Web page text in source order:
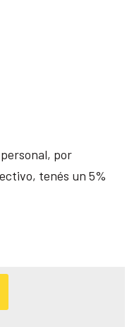
por
tenés un 5%